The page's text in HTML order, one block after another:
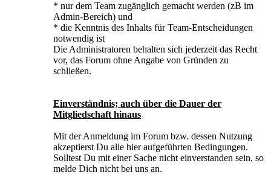
* nur dem Team zugänglich gemacht werden (zB im
Admin-Bereich) und
* die Kenntnis des Inhalts für Team-Entscheidungen
notwendig ist
Die Administratoren behalten sich jederzeit das Recht
vor, das Forum ohne Angabe von Gründen zu
schließen.
Einverständnis; auch über die Dauer der
Mitgliedschaft hinaus
Mit der Anmeldung im Forum bzw. dessen Nutzung
akzeptierst Du alle hier aufgeführten Bedingungen.
Solltest Du mit einer Sache nicht einverstanden sein, so
melde Dich nicht bei uns an.